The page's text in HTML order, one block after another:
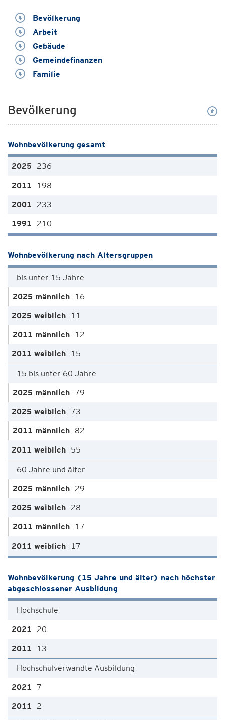
Bevölkerung
Arbeit
Gebäude
Gemeindefinanzen
Familie
Bevölkerung
Wohnbevölkerung gesamt
236
198
233
210
Wohnbevölkerung nach Altersgruppen
bis unter 15 Jahre
16
11
12
15
15 bis unter 60 Jahre
79
73
82
55
60 Jahre und älter
29
28
17
17
Wohnbevölkerung (15 Jahre und älter) nach höchster
abgeschlossener Ausbildung
Hochschule
20
13
Hochschulverwandte Ausbildung
7
2